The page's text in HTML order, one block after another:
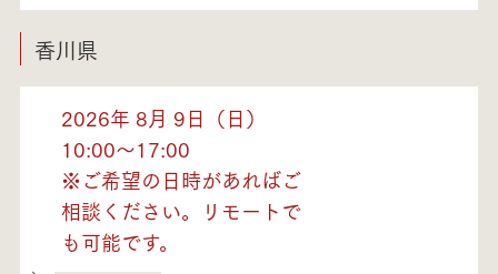
香川県
2026年 8月 9日（日）
10:00～17:00
※ご希望の日時があればご
相談ください。リモートで
も可能です。